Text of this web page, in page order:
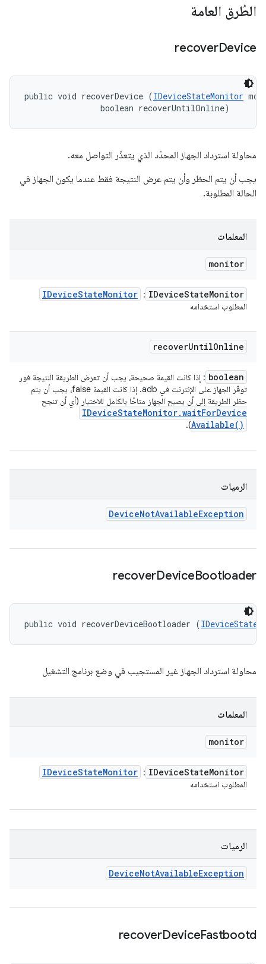
الطُرق العامة
recoverDevice
public void recoverDevice (IDeviceStateMonitor
                boolean recoverUntilOnline)
محاولة استرداد الجهاز المحدّد الذي يتعذّر التواصل معه.
يجب أن يتم الحظر وأن يتم عرض النتيجة فقط عندما يكون الجهاز في
الحالة المطلوبة.
المعلمات
monitor
IDeviceStateMonitor
:
IDeviceStateMonitor
المطلوب استخدامه
recoverUntilOnline
boolean : إذا كانت القيمة صحيحة، يجب أن تعرض الطريقة النتيجة فور
توفّر الجهاز على الإنترنت في adb. إذا كانت القيمة false، يجب أن يتم
حظر الطريقة إلى أن يصبح الجهاز متاحًا بالكامل للاختبار (أي أن تنجح
IDeviceStateMonitor.waitForDevice
Available( )
).
الرميات
DeviceNotAvailableException
recoverDeviceBootloader
public void recoverDeviceBootloader (
محاولة استرداد الجهاز غير المستجيب في وضع برنامج التشغيل
المعلمات
monitor
IDeviceStateMonitor
:
IDeviceStateMonitor
المطلوب استخدامه
الرميات
DeviceNotAvailableException
recoverDeviceFastbootd